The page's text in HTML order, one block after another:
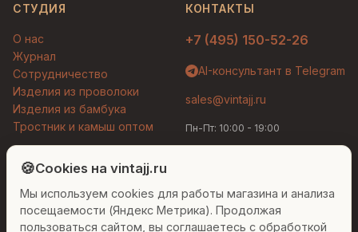
СТУДИЯ
О нас
Журнал
Сотрудничество
Изделия из проволоки
Изделия из бамбука
Тростник и камыш оптом
КОНТАКТЫ
+7 (495) 150-52-26
AI-консультант в Telegram
sales@vintajj.ru
Пн-Пт: 10:00 - 19:00
© 2026 Vintajj. Все права защищены.
Договор оферты
Политика конфиденциальности
Согласие на обработку ПДн
Настройки cookies
🍪Cookies на vintajj.ru
Мы используем cookies для работы магазина и анализа
посещаемости (Яндекс Метрика). Продолжая
пользоваться сайтом, вы соглашаетесь с обработкой
Людмила
Привет! Я Людмила, ваш персональный
консультант по декору. Чем могу помочь?